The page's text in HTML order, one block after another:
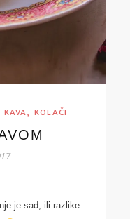
KAVA , KOLAČI
je sad, ili razlike